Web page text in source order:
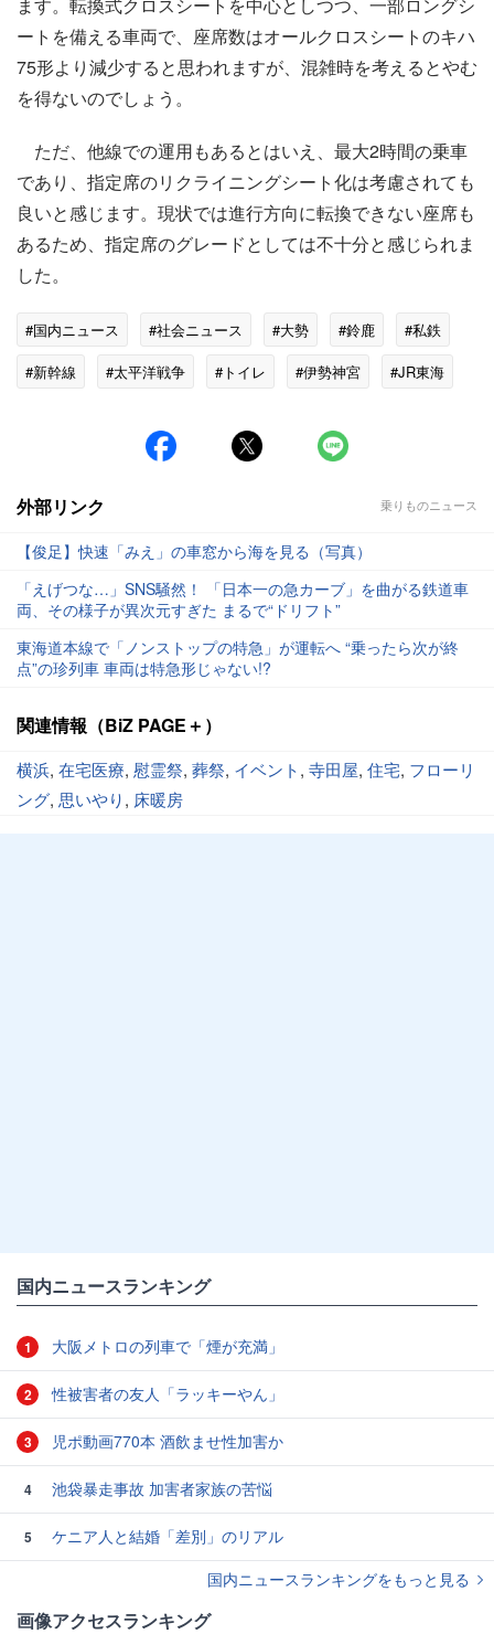
ートを備える車両で、座席数はオールクロスシートのキハ
75形より減少すると思われますが、混雑時を考えるとやむ
を得ないのでしょう。
ただ、他線での運用もあるとはいえ、最大2時間の乗車
であり、指定席のリクライニングシート化は考慮されても
良いと感じます。現状では進行方向に転換できない座席も
あるため、指定席のグレードとしては不十分と感じられま
した。
#国内ニュース #社会ニュース #大勢 #鈴鹿
#私鉄
#新幹線
#太平洋戦争 #トイレ #伊勢神宮 #JR東海
外部リンク 乗りものニュース
【俊足】快速「みえ」の車窓から海を見る（写真）
「えげつな…」SNS騒然！ 「日本一の急カーブ」を曲がる鉄道車
両、その様子が異次元すぎた まるで“ドリフト”
東海道本線で「ノンストップの特急」が運転へ “乗ったら次が終
点”の珍列車 車両は特急形じゃない!?
関連情報（BiZ PAGE＋）
横浜, 在宅医療, 慰霊祭, 葬祭, イベント, 寺田屋, 住宅, フローリ
ング, 思いやり, 床暖房
国内ニュースランキング
1 大阪メトロの列車で「煙が充満」
2 性被害者の友人「ラッキーやん」
3 児ポ動画770本 酒飲ませ性加害か
4 池袋暴走事故 加害者家族の苦悩
5
ケニア人と結婚「差別」のリアル
国内ニュースランキングをもっと見る
画像アクセスランキング